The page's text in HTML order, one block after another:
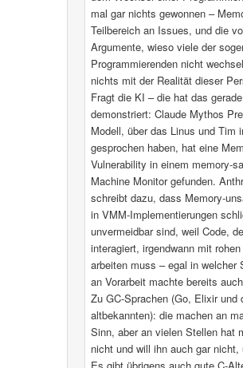
mal gar nichts gewonnen –
Teilbereich an Issues, und die
Argumente, wieso viele der
Programmierenden nicht
nichts mit der Realität dieser
Fragt die KI – die hat das
demonstriert: Claude Mythos
Modell, über das Linus und Tim
gesprochen haben, hat eine
Vulnerability in einem memory-
Machine Monitor gefunden.
schreibt dazu, dass Memory-
in VMM-Implementierungen
unvermeidbar sind, weil Code,
interagiert, irgendwann mit
arbeiten muss – egal in welcher
an Vorarbeit machte bereits
Zu GC-Sprachen (Go, Elixir und
altbekannten): die machen an
Sinn, aber an vielen Stellen hat
nicht und will ihn auch gar